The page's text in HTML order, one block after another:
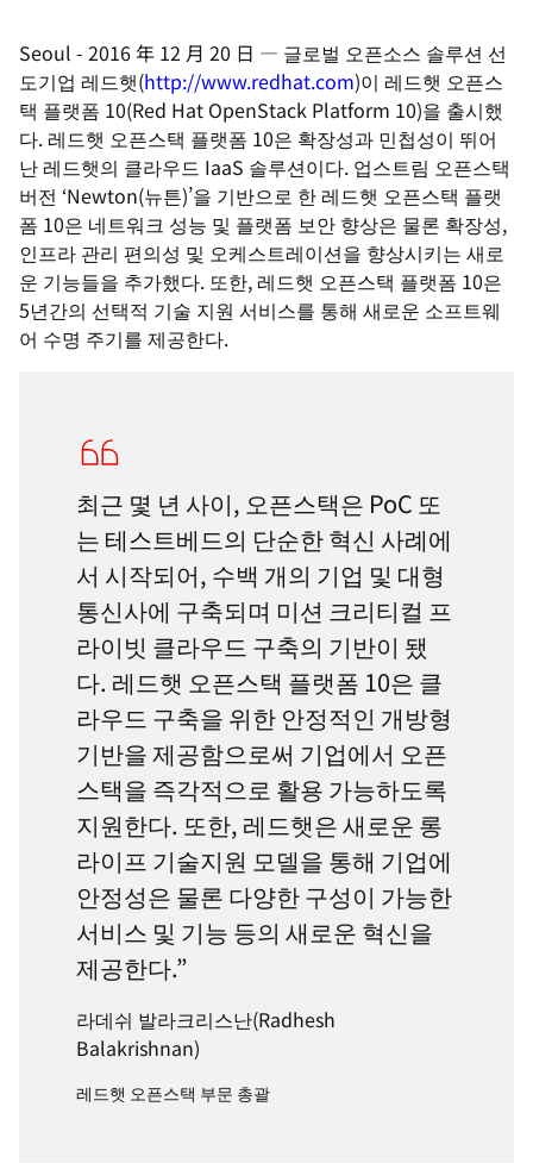
Seoul - 2016 年 12 月 20 日 — 글로벌 오픈소스 솔루션 선
도기업 레드햇(http://www.redhat.com)이 레드햇 오픈스
택 플랫폼 10(Red Hat OpenStack Platform 10)을 출시했
다. 레드햇 오픈스택 플랫폼 10은 확장성과 민첩성이 뛰어
난 레드햇의 클라우드 IaaS 솔루션이다. 업스트림 오픈스택
버전 ‘Newton(뉴튼)’을 기반으로 한 레드햇 오픈스택 플랫
폼 10은 네트워크 성능 및 플랫폼 보안 향상은 물론 확장성,
인프라 관리 편의성 및 오케스트레이션을 향상시키는 새로
운 기능들을 추가했다. 또한, 레드햇 오픈스택 플랫폼 10은
5년간의 선택적 기술 지원 서비스를 통해 새로운 소프트웨
어 수명 주기를 제공한다.
최근 몇 년 사이, 오픈스택은 PoC 또
는 테스트베드의 단순한 혁신 사례에
서 시작되어, 수백 개의 기업 및 대형
통신사에 구축되며 미션 크리티컬 프
라이빗 클라우드 구축의 기반이 됐
다. 레드햇 오픈스택 플랫폼 10은 클
라우드 구축을 위한 안정적인 개방형
기반을 제공함으로써 기업에서 오픈
스택을 즉각적으로 활용 가능하도록
지원한다. 또한, 레드햇은 새로운 롱
라이프 기술지원 모델을 통해 기업에
안정성은 물론 다양한 구성이 가능한
서비스 및 기능 등의 새로운 혁신을
제공한다.”
라데쉬 발라크리스난(Radhesh
Balakrishnan)
레드햇 오픈스택 부문 총괄